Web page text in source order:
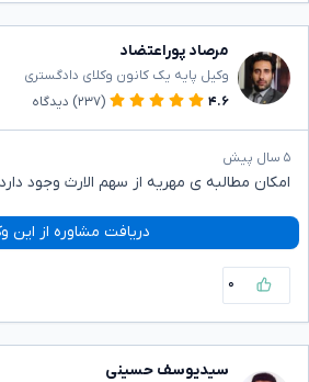
مرصاد پوراعتضاد
وکیل پایه یک کانون وکلای دادگستری
۴.۶
(۲۳۷) دیدگاه
۵ سال پیش
امکان مطالبه ی مهریه از سهم الارث وجود
دریافت مشاوره از این
۰
سیدیوسف حسینی